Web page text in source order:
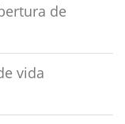
de
vida